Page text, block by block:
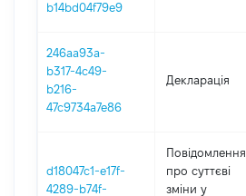
b14bd04f79e9
246aa93a-
b317-4c49-
b216-
47c9734a7e86
Декларація
d18047c1-e17f-
4289-b74f-
Повідомлення
про суттєві
зміни y